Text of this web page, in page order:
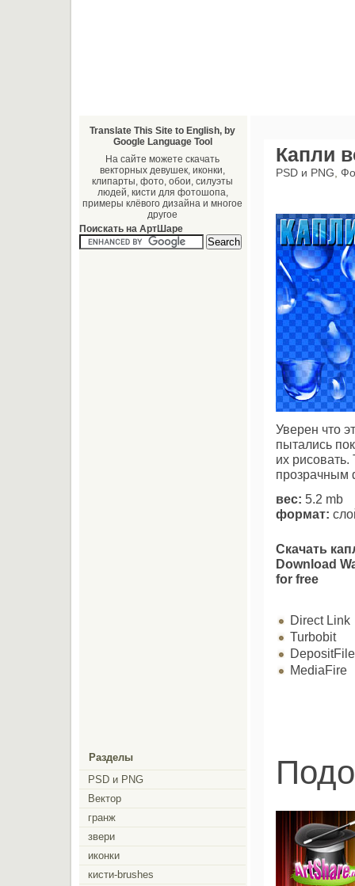
Капли
PSD и PNG
Уверен что
пытались
их
прозрачным
вес: 5.2 mb
формат:
Скачать
Download
for free
Direct Link
Turbobit
MediaFire
Translate This Site to English, by
Google Language Tool
На сайте можете скачать
векторных девушек, иконки,
клипарты, фото, обои, силуэты
людей, кисти для фотошопа,
примеры клёвого дизайна и многое
другое
Поискать на АртШаре
Разделы
PSD и PNG
Вектор
гранж
звери
иконки
кисти-brushes